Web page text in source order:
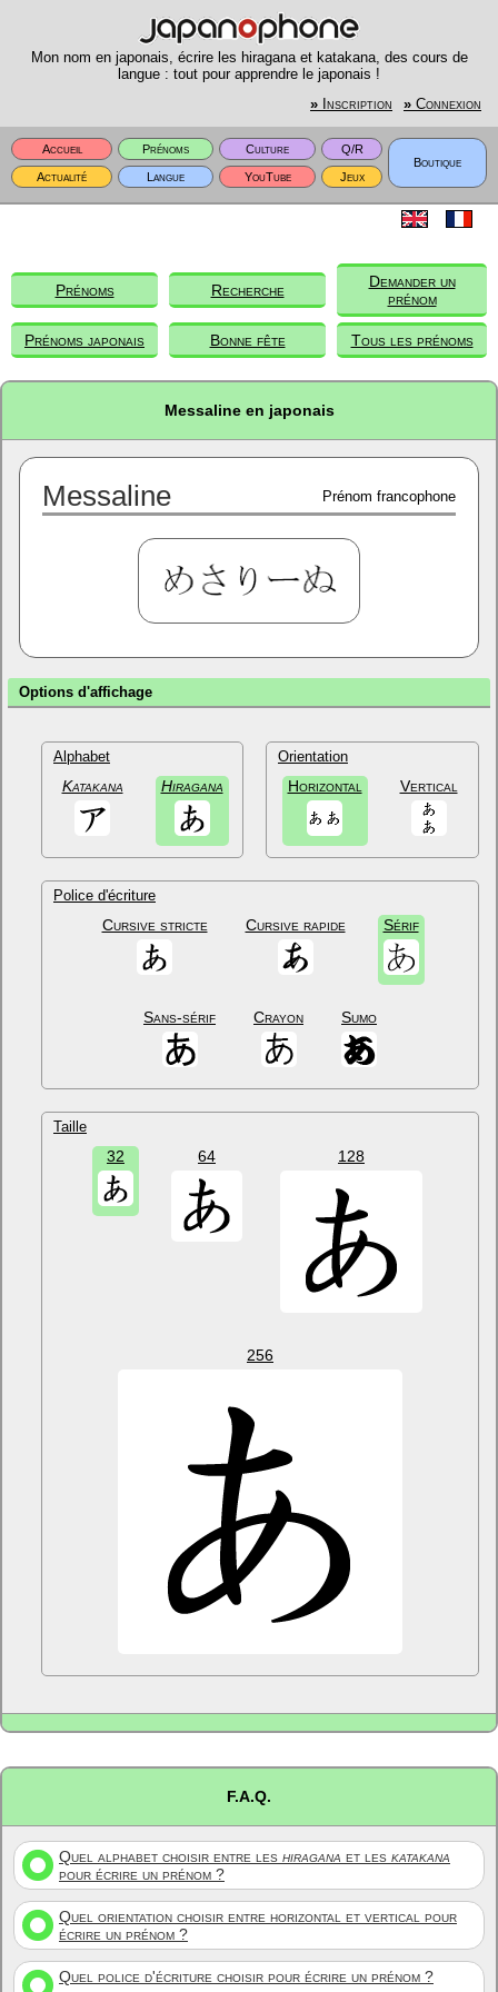
Mon nom en japonais, écrire les hiragana et katakana, des cours de
langue : tout pour apprendre le japonais !
» Inscription » Connexion
Accueil Prénoms Culture
Q/R
Boutique
Actualité
Langue YouTube Jeux
Prénoms Recherche
Demander un
prénom
Prénoms japonais Bonne fête Tous les prénoms
Messaline en japonais
Messaline Prénom francophone
Options d'affichage
Alphabet
Katakana Hiragana
Orientation
Horizontal Vertical
Police d'écriture
Cursive stricte Cursive rapide Sérif
Sans-sérif Crayon Sumo
Taille
32 64 128
256
F.A.Q.
Quel alphabet choisir entre les hiragana et les katakana
pour écrire un prénom ?
Quel orientation choisir entre horizontal et vertical pour
écrire un prénom ?
Quel police d'écriture choisir pour écrire un prénom ?